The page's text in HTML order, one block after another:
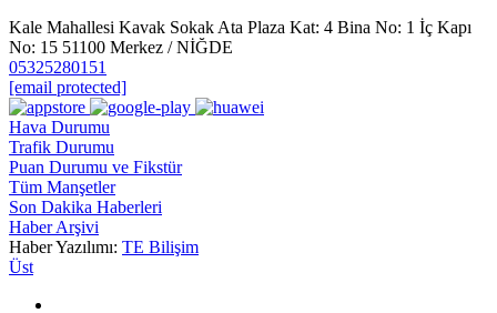
Kale Mahallesi Kavak Sokak Ata Plaza Kat: 4 Bina No: 1 İç Kapı
No: 15 51100 Merkez / NİĞDE
05325280151
[email protected]
Hava Durumu
Trafik Durumu
Puan Durumu ve Fikstür
Tüm Manşetler
Son Dakika Haberleri
Haber Arşivi
Haber Yazılımı: TE Bilişim
Üst